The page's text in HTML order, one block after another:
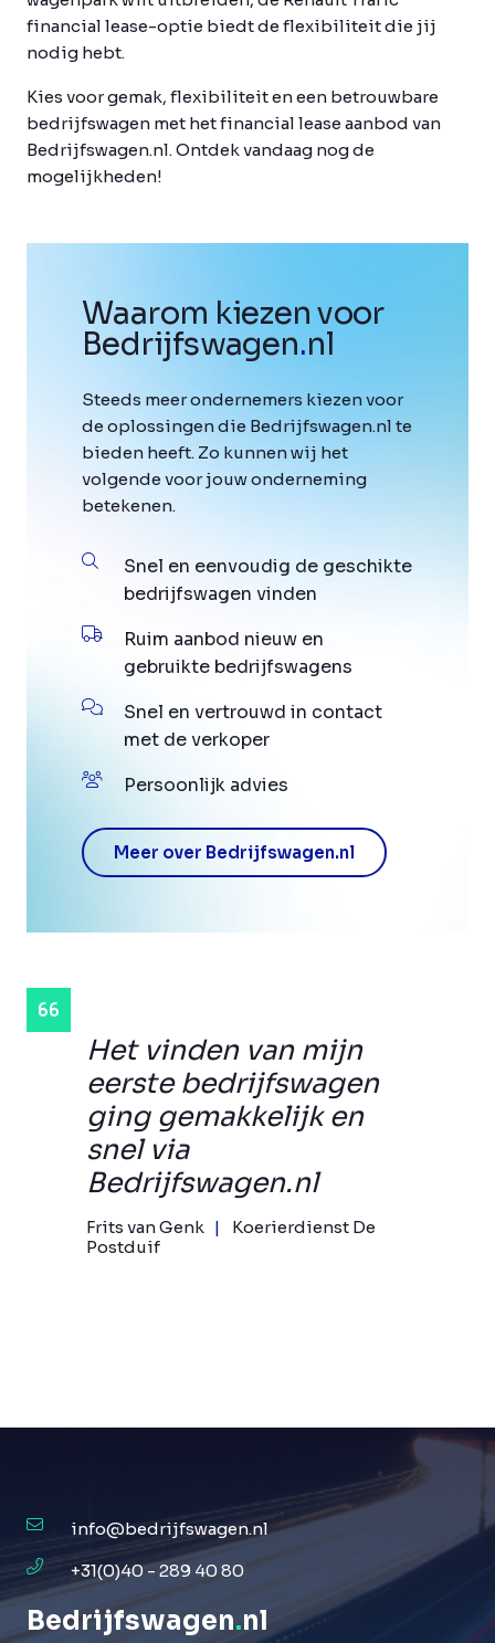
financial lease-optie biedt de flexibiliteit die jij
nodig hebt.
Kies voor gemak, flexibiliteit en een betrouwbare
bedrijfswagen met het financial lease aanbod van
Bedrijfswagen.nl. Ontdek vandaag nog de
mogelijkheden!
Het vinden van mijn
eerste bedrijfswagen
ging gemakkelijk en
snel via
Bedrijfswagen.nl
Frits van Genk
Koerierdienst De
Postduif
Waarom kiezen voor
Bedrijfswagen.nl
Steeds meer ondernemers kiezen voor
de oplossingen die Bedrijfswagen.nl te
bieden heeft. Zo kunnen wij het
volgende voor jouw onderneming
betekenen.
Snel en eenvoudig de geschikte
bedrijfswagen vinden
Ruim aanbod nieuw en
gebruikte bedrijfswagens
Snel en vertrouwd in contact
met de verkoper
Persoonlijk advies
Meer over Bedrijfswagen.nl
info@bedrijfswagen.nl
+31(0)40 - 289 40 80
Bedrijfswagen.nl